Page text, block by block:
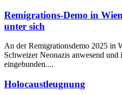
Remigrations-Demo in
unter sich
An der Remigrationsdemo 2025 in
Schweizer Neonazis anwesend und
eingebunden....
Holocaustleugnung